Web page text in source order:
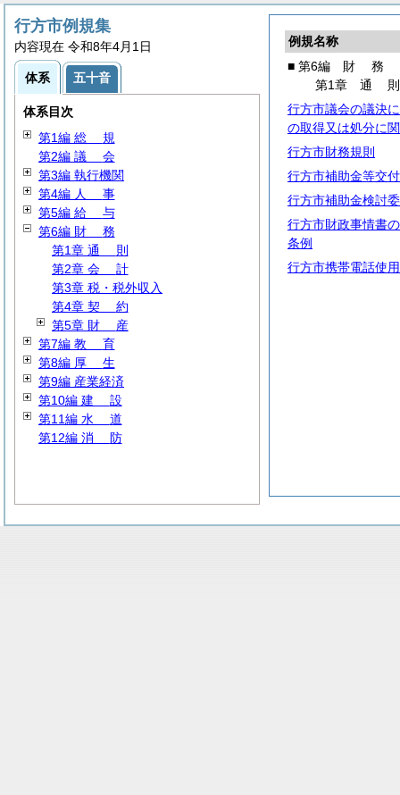
例規名称
■ 第6編 財 務
第1章 通 則
行方市議会の議決
の取得又は処分に
行方市財務規則
行方市補助金等交
行方市補助金検討
行方市財政事情書
条例
行方市携帯電話使
行方市例規集
内容現在 令和8年4月1日
体系 五十音
体系目次
第1編 総 規
第2編 議 会
第3編 執行機関
第4編 人 事
第5編 給 与
第6編 財 務
第1章 通 則
第2章 会 計
第3章 税・税外収入
第4章 契 約
第5章 財 産
第7編 教 育
第8編 厚 生
第9編 産業経済
第10編 建 設
第11編 水 道
第12編 消 防